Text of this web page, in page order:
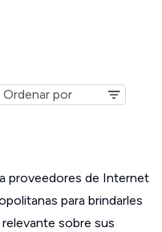
proveedores de Internet
para brindarles
sobre sus